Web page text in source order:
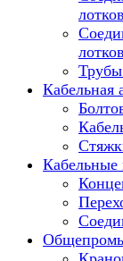
лотков
лотков
Кабельная